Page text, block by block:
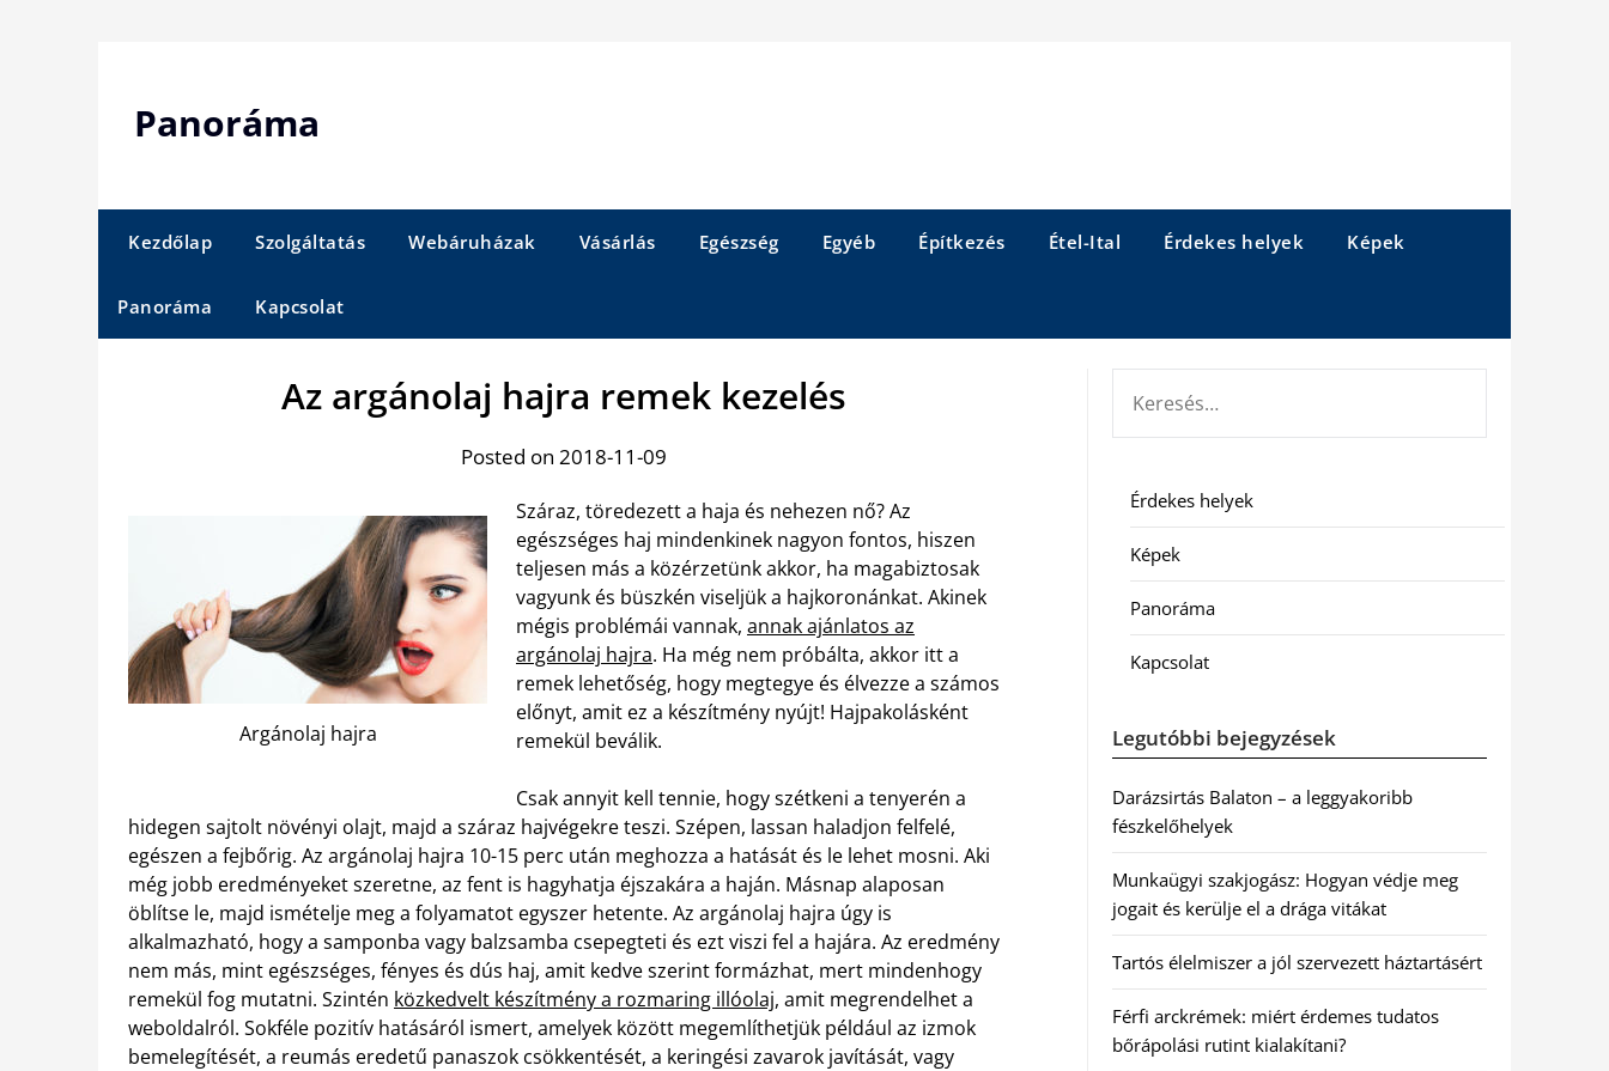
Panoráma
Kezdőlap Szolgáltatás Webáruházak Vásárlás Egészség Egyéb Építkezés Étel-Ital Érdekes helyek Képek
Panoráma Kapcsolat
Az argánolaj hajra remek kezelés
Posted on 2018-11-09
Argánolaj hajra
Száraz, töredezett a haja és nehezen nő? Az
egészséges haj mindenkinek nagyon fontos, hiszen
teljesen más a közérzetünk akkor, ha magabiztosak
vagyunk és büszkén viseljük a hajkoronánkat. Akinek
mégis problémái vannak, annak ajánlatos az
argánolaj hajra. Ha még nem próbálta, akkor itt a
remek lehetőség, hogy megtegye és élvezze a számos
előnyt, amit ez a készítmény nyújt! Hajpakolásként
remekül beválik.
Csak annyit kell tennie, hogy szétkeni a tenyerén a
hidegen sajtolt növényi olajt, majd a száraz hajvégekre teszi. Szépen, lassan haladjon felfelé,
egészen a fejbőrig. Az argánolaj hajra 10-15 perc után meghozza a hatását és le lehet mosni. Aki
még jobb eredményeket szeretne, az fent is hagyhatja éjszakára a haján. Másnap alaposan
öblítse le, majd ismételje meg a folyamatot egyszer hetente. Az argánolaj hajra úgy is
alkalmazható, hogy a samponba vagy balzsamba csepegteti és ezt viszi fel a hajára. Az eredmény
nem más, mint egészséges, fényes és dús haj, amit kedve szerint formázhat, mert mindenhogy
remekül fog mutatni. Szintén közkedvelt készítmény a rozmaring illóolaj, amit megrendelhet a
weboldalról. Sokféle pozitív hatásáról ismert, amelyek között megemlíthetjük például az izmok
bemelegítését, a reumás eredetű panaszok csökkentését, a keringési zavarok javítását, vagy
Érdekes helyek
Képek
Panoráma
Kapcsolat
Legutóbbi bejegyzések
Darázsirtás Balaton – a leggyakoribb
fészkelőhelyek
Munkaügyi szakjogász: Hogyan védje meg
jogait és kerülje el a drága vitákat
Tartós élelmiszer a jól szervezett háztartásért
Férfi arckrémek: miért érdemes tudatos
bőrápolási rutint kialakítani?